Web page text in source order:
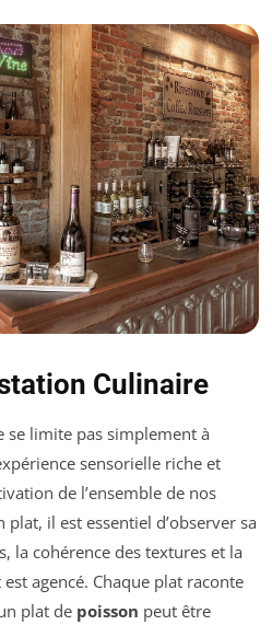
Culinaire
se limite pas simplement à
sensorielle riche et
de l’ensemble de nos
plat, il est essentiel d’observer sa
la cohérence des textures et la
agencé. Chaque plat raconte
plat de poisson peut être